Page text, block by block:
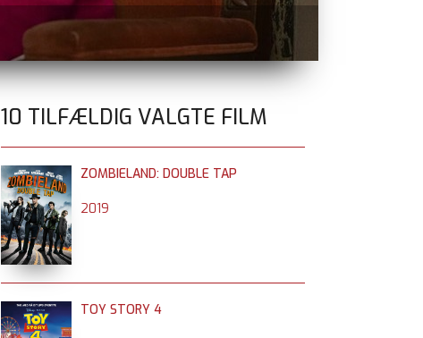
10 TILFÆLDIG VALGTE FILM
ZOMBIELAND: DOUBLE TAP
2019
TOY STORY 4